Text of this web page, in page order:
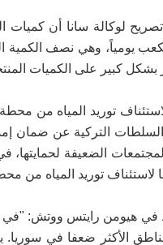
لوكالة سانا أن
منطقة الحمة تقارب الـ40 ألف متر
كبير على الكميات
توريد المياه من
"إن تقاعس السلطات التركية
الضعيفة
في هيومن رايتس ووتش:
الأكثر ضعفا في سوريا.